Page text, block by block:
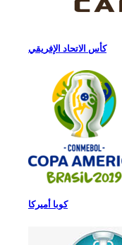
كأس الاتحاد الإفريقي
كوبا أميركا